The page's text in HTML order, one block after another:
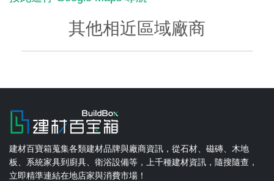
其他相近區域廠商
建材百寶箱蒐集各類建材品牌與廠商資訊，從石材、磁磚、木地
板、系統家具到廚具、衛浴設備等，上千種建材資訊，隨搜隨查，
立即精準連結在地店家與消費市場！